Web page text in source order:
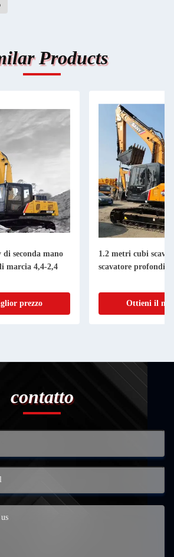
Products
di seconda mano
marcia 4,4-2,4
prezzo
1.2 metri cubi
scavatore profondità
Ottieni il
contatto